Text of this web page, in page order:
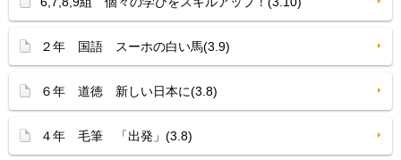
２年 国語 スーホの白い馬(3.9)
６年 道徳 新しい日本に(3.8)
４年 毛筆 「出発」(3.8)